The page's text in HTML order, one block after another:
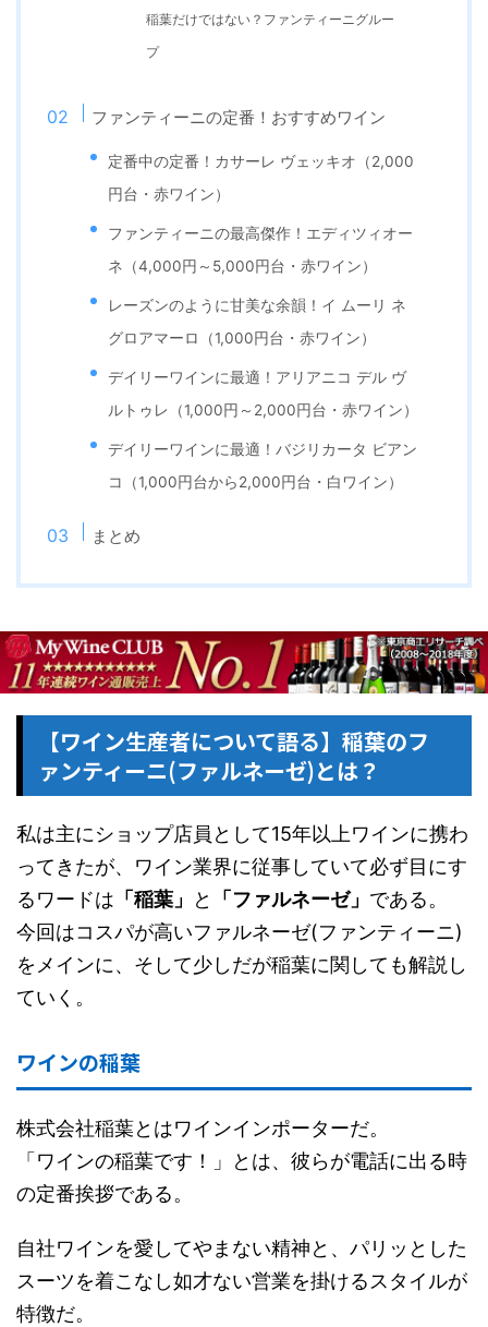
稲葉だけではない？ファンティーニグルー
プ
ファンティーニの定番！おすすめワイン
定番中の定番！カサーレ ヴェッキオ（2,000
円台・赤ワイン）
ファンティーニの最高傑作！エディツィオー
ネ（4,000円～5,000円台・赤ワイン）
レーズンのように甘美な余韻！イ ムーリ ネ
グロアマーロ（1,000円台・赤ワイン）
デイリーワインに最適！アリアニコ デル ヴ
ルトゥレ（1,000円～2,000円台・赤ワイン）
デイリーワインに最適！バジリカータ ビアン
コ（1,000円台から2,000円台・白ワイン）
まとめ
【ワイン生産者について語る】稲葉のフ
ァンティーニ(ファルネーゼ)とは？
私は主にショップ店員として15年以上ワインに携わ
ってきたが、ワイン業界に従事していて必ず目にす
るワードは 「稲葉」 と 「ファルネーゼ」 である。
今回はコスパが高いファルネーゼ(ファンティーニ)
をメインに、そして少しだが稲葉に関しても解説し
ていく。
ワインの稲葉
株式会社稲葉とはワインインポーターだ。
「ワインの稲葉です！」とは、彼らが電話に出る時
の定番挨拶である。
自社ワインを愛してやまない精神と、パリッとした
スーツを着こなし如才ない営業を掛けるスタイルが
特徴だ。